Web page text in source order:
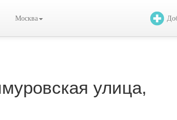
Москва
улица,